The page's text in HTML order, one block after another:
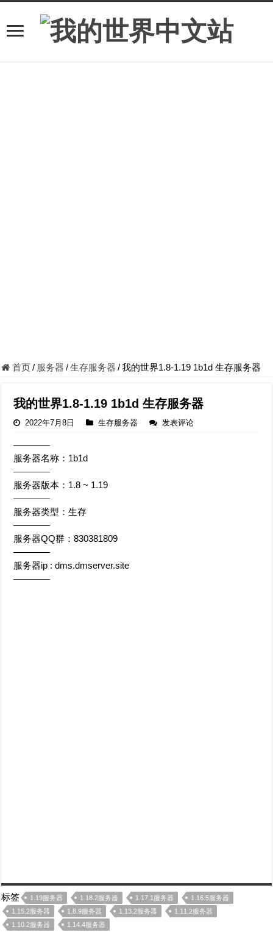
首页/ 服务器 /生存服务器 /我的世界1.8-1.19 1b1d 生存服务器
我的世界1.8-1.19 1b1d 生存服务器
2022年7月8日 生存服务器 发表评论
————
服务器名称：1b1d
————
服务器版本：1.8 ~ 1.19
————
服务器类型：生存
————
服务器QQ群：830381809
————
服务器ip : dms.dmserver.site
————
标签 1.19服务器 1.18.2服务器 1.17.1服务器
1.16.5服务器
1.15.2服务器
1.8.9服务器 1.13.2服务器
1.11.2服务器
1.10.2服务器
1.14.4服务器